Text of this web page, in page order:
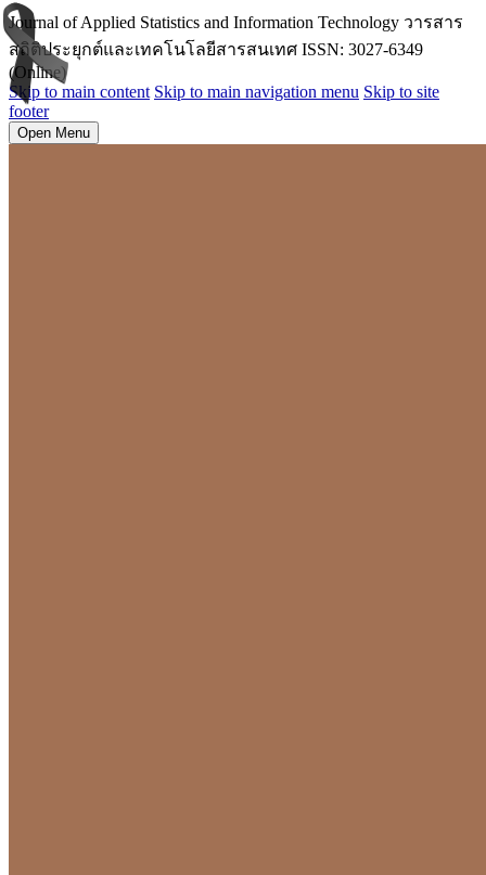
Journal of Applied Statistics and Information Technology วารสาร
สถิติประยุกต์และเทคโนโลยีสารสนเทศ ISSN: 3027-6349
(Online)
Skip to main content Skip to main navigation menu Skip to site
footer
Open Menu